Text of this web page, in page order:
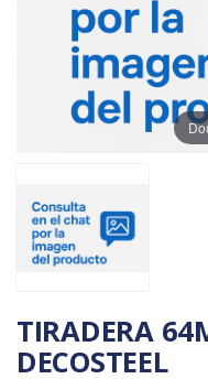
TIRADERA
DECOSTEEL